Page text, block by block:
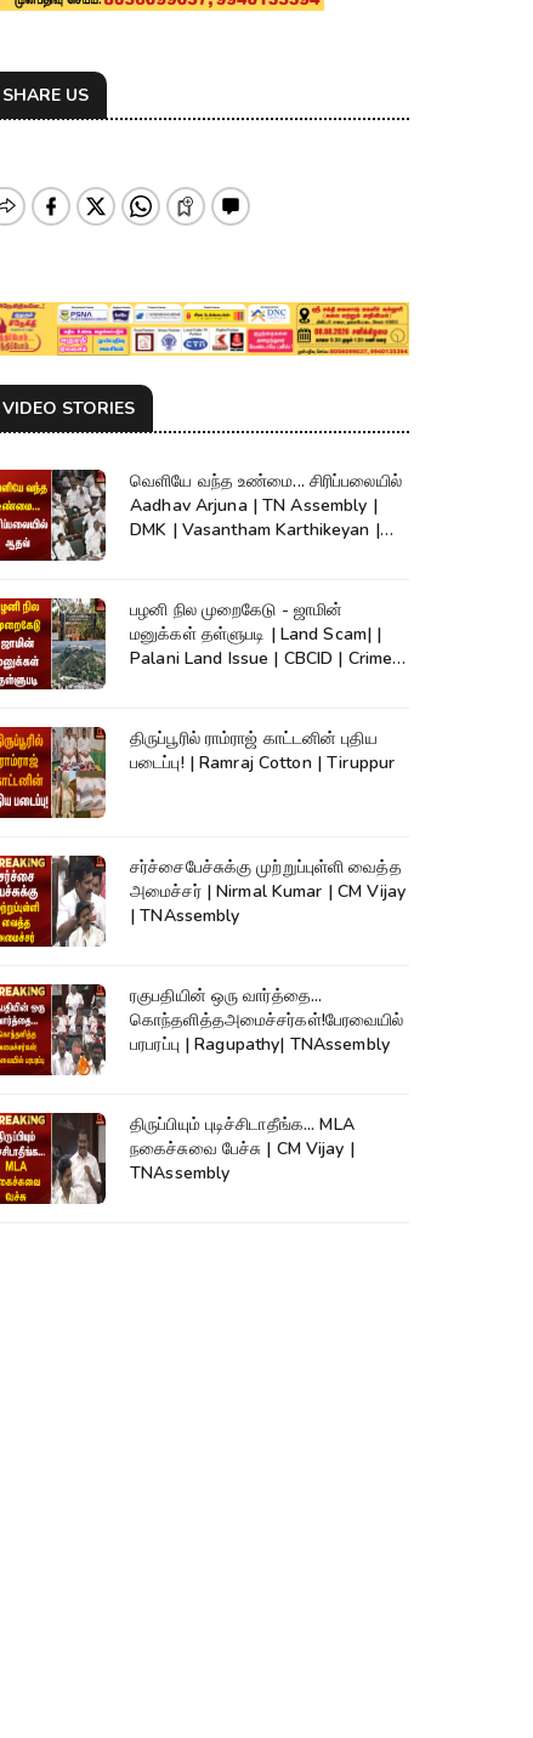
SHARE US
VIDEO STORIES
வெளியே வந்த உண்மை... சிரிப்பலையில்
Aadhav Arjuna | TN Assembly |
DMK | Vasantham Karthikeyan |
பழனி நில முறைகேடு - ஜாமின்
மனுக்கள் தள்ளுபடி | Land Scam| |
Palani Land Issue | CBCID | Crime
திருப்பூரில் ராம்ராஜ் காட்டனின் புதிய
படைப்பு! | Ramraj Cotton | Tiruppur
சர்ச்சைபேச்சுக்கு முற்றுப்புள்ளி வைத்த
அமைச்சர் | Nirmal Kumar | CM Vijay
| TNAssembly
ரகுபதியின் ஒரு வார்த்தை...
கொந்தளித்தஅமைச்சர்கள்!பேரவையில்
பரபரப்பு | Ragupathy| TNAssembly
திருப்பியும் புடிச்சிடாதீங்க... MLA
நகைச்சுவை பேச்சு | CM Vijay |
TNAssembly